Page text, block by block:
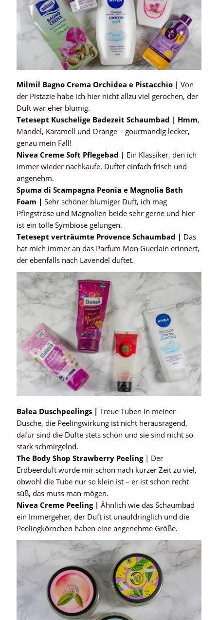
Milmil Bagno Crema Orchidea e Pistacchio | Von
der Pistazie habe ich hier nicht allzu viel gerochen, der
Duft war eher blumig.
Tetesept Kuschelige Badezeit Schaumbad | Hmm,
Mandel, Karamell und Orange – gourmandig lecker,
genau mein Fall!
Nivea Creme Soft Pflegebad | Ein Klassiker, den ich
immer wieder nachkaufe. Duftet einfach frisch und
angenehm.
Spuma di Scampagna Peonia e Magnolia Bath
Foam | Sehr schöner blumiger Duft, ich mag
Pfingstrose und Magnolien beide sehr gerne und hier
ist ein tolle Symbiose gelungen.
Tetesept verträumte Provence Schaumbad | Das
hat mich immer an das Parfum Mon Guerlain erinnert,
der ebenfalls nach Lavendel duftet.
Balea Duschpeelings | Treue Tuben in meiner
Dusche, die Peelingwirkung ist nicht herausragend,
dafür sind die Düfte stets schön und sie sind nicht so
stark schmirgelnd.
The Body Shop Strawberry Peeling| Der
Erdbeerduft wurde mir schon nach kurzer Zeit zu viel,
obwohl die Tube nur so klein ist – er ist schon recht
süß, das muss man mögen.
Nivea Creme Peeling | Ähnlich wie das Schaumbad
ein Immergeher, der Duft ist unaufdringlich und die
Peelingkörnchen haben eine angenehme Größe.